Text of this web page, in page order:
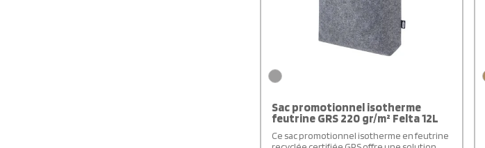
Sac promotionnel isotherme
feutrine GRS 220 gr/m² Felta 12L
Ce sac promotionnel isotherme en feutrine